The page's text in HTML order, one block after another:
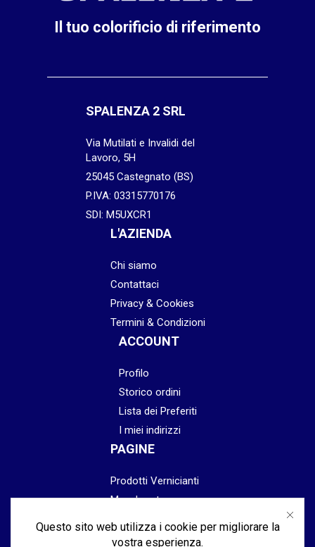
Il tuo colorificio di riferimento
SPALENZA 2 SRL
Via Mutilati e Invalidi del
Lavoro, 5H
25045 Castegnato (BS)
P.IVA: 03315770176
SDI: M5UXCR1
L'AZIENDA
Chi siamo
Contattaci
Privacy & Cookies
Termini & Condizioni
ACCOUNT
Profilo
Storico ordini
Lista dei Preferiti
I miei indirizzi
PAGINE
Prodotti Vernicianti
Mascheratura
Abrasivi
Questo sito web utilizza i cookie per migliorare la
vostra esperienza.